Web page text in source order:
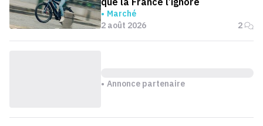
Marché
2 août 2026
2
Annonce partenaire